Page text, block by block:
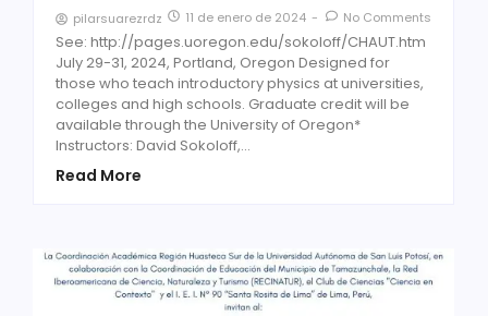
pilarsuarezrdz 11 de enero de 2024 - No Comments
See: http://pages.uoregon.edu/sokoloff/CHAUT.htm
July 29-31, 2024, Portland, Oregon Designed for
those who teach introductory physics at universities,
colleges and high schools. Graduate credit will be
available through the University of Oregon*
Instructors: David Sokoloff,...
Read More